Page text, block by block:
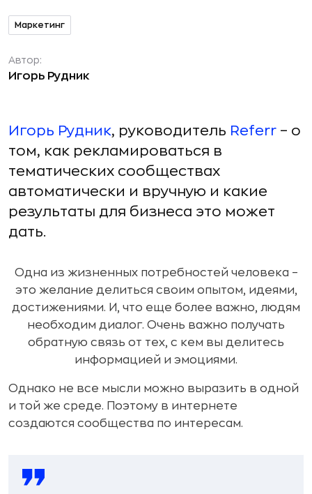
Маркетинг
Автор:
Игорь Рудник
Игорь Рудник, руководитель Referr – о
том, как рекламироваться в
тематических сообществах
автоматически и вручную и какие
результаты для бизнеса это может
дать.
Одна из жизненных потребностей человека –
это желание делиться своим опытом, идеями,
достижениями. И, что еще более важно, людям
необходим диалог. Очень важно получать
обратную связь от тех, с кем вы делитесь
информацией и эмоциями.
Однако не все мысли можно выразить в одной
и той же среде. Поэтому в интернете
создаются сообщества по интересам.